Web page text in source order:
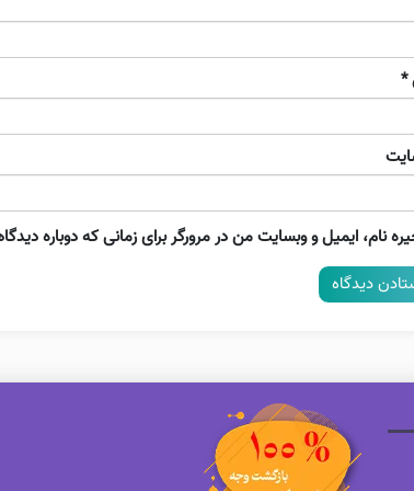
*
نام، ایمیل و وبسایت من در مرورگر برای زمانی که دوباره